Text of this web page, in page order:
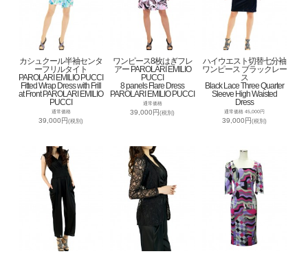
カシュクール半袖センタ
ーフリルタイト
PAROLARI EMILIO PUCCI
Fitted Wrap Dress with Frill
at Front PAROLARI EMILIO
PUCCI
通常価格
39,000円(税別)
ワンピース8枚はぎフレ
アー PAROLARI EMILIO
PUCCI
8 panels Flare Dress
PAROLARI EMILIO PUCCI
通常価格
39,000円(税別)
ハイウエスト切替七分袖
ワンピース ブラックレー
ス
Black Lace Three Quarter
Sleeve High Waisted
Dress
通常価格 45,000円
39,000円(税別)